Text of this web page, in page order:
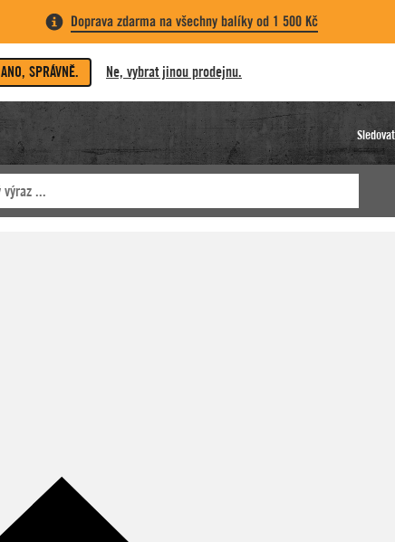
Doprava zdarma na všechny balíky od 1 500 Kč
ANO, SPRÁVNĚ. Ne, vybrat jinou prodejnu.